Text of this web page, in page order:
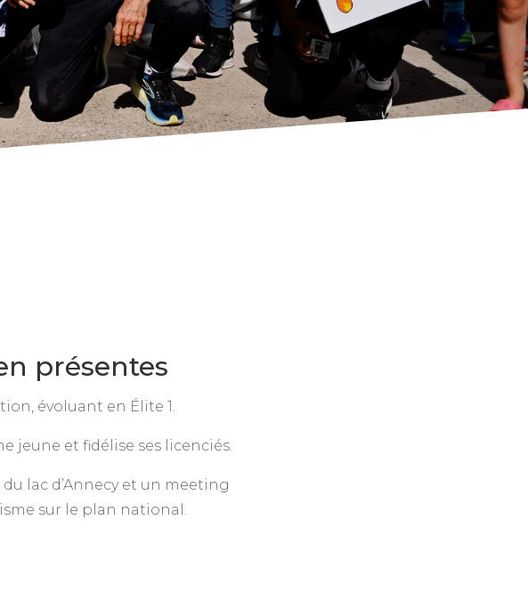
présentes
évoluant en Élite 1.
jeune et fidélise ses licenciés.
lac d’Annecy et un meeting
sur le plan national.